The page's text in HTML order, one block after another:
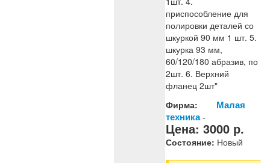
приспособление для
полировки деталей со
шкуркой 90 мм 1 шт. 5.
шкурка 93 мм,
60/120/180 абразив, по
2шт. 6. Верхний
фланец 2шт"
Фирма:
Малая
техника-
Цена: 3000 р.
Состояние: Новый